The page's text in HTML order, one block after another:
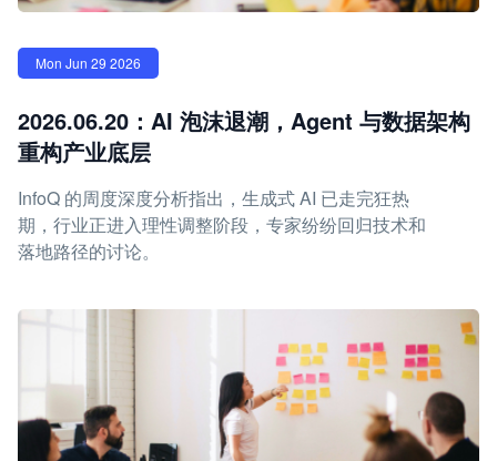
Mon Jun 29 2026
2026.06.20：AI 泡沫退潮，Agent 与数据架构
重构产业底层
InfoQ 的周度深度分析指出，生成式 AI 已走完狂热
期，行业正进入理性调整阶段，专家纷纷回归技术和
落地路径的讨论。